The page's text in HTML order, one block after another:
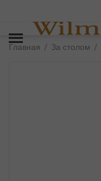
Главная / За столом /